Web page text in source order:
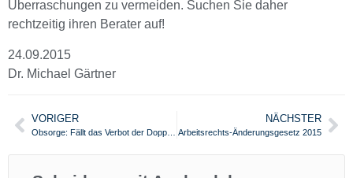
Überraschungen zu vermeiden. Suchen Sie daher
rechtzeitig ihren Berater auf!
24.09.2015
Dr. Michael Gärtner
VORIGER NÄCHSTER
Arbeitsrechts-Änderungsgesetz 2015